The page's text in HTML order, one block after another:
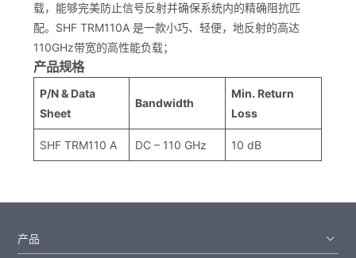
载，能够完美防止信号反射并确保系统内的精确阻抗匹
配。SHF TRM110A 是一款小巧、轻便，地反射的高达
110GHz带宽的高性能负载；
产品规格
P/N & Data
Sheet
Bandwidth
Min. Return
Loss
SHF TRM110 A DC – 110 GHz 10 dB
产品